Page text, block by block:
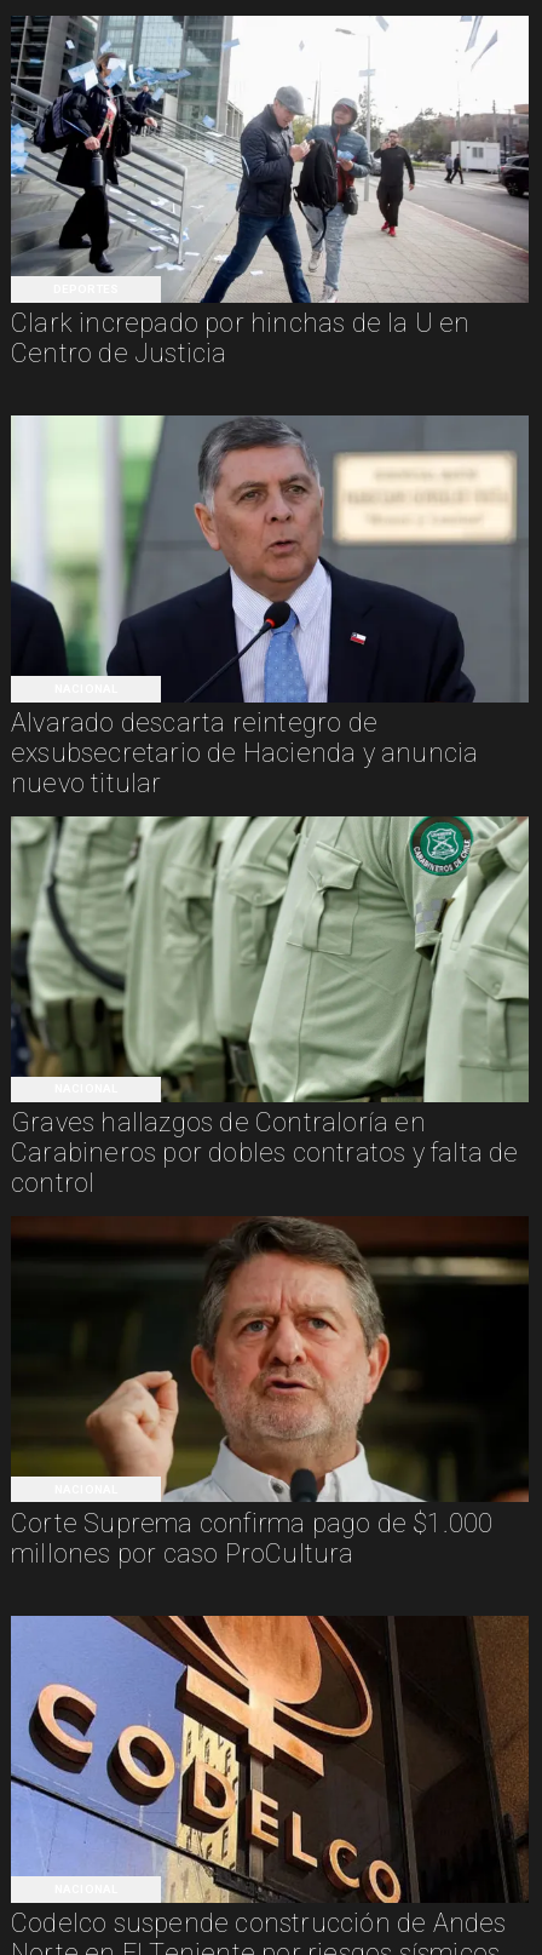
Clark increpado por hinchas de la U en
Centro de Justicia
Alvarado descarta reintegro de
exsubsecretario de Hacienda y anuncia
nuevo titular
Graves hallazgos de Contraloría en
Carabineros por dobles contratos y falta de
control
Corte Suprema confirma pago de $1.000
millones por caso ProCultura
Codelco suspende construcción de Andes